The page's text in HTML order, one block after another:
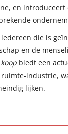
en
die is
en de
biedt een
industrie,
lijken.